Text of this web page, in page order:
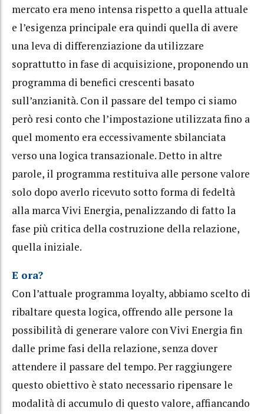
mercato era meno intensa rispetto a quella attuale
e l’esigenza principale era quindi quella di avere
una leva di differenziazione da utilizzare
soprattutto in fase di acquisizione, proponendo un
programma di benefici crescenti basato
sull’anzianità. Con il passare del tempo ci siamo
però resi conto che l’impostazione utilizzata fino a
quel momento era eccessivamente sbilanciata
verso una logica transazionale. Detto in altre
parole, il programma restituiva alle persone valore
solo dopo averlo ricevuto sotto forma di fedeltà
alla marca Vivi Energia, penalizzando di fatto la
fase più critica della costruzione della relazione,
quella iniziale.
E ora?
Con l’attuale programma loyalty, abbiamo scelto di
ribaltare questa logica, offrendo alle persone la
possibilità di generare valore con Vivi Energia fin
dalle prime fasi della relazione, senza dover
attendere il passare del tempo. Per raggiungere
questo obiettivo è stato necessario ripensare le
modalità di accumulo di questo valore, affiancando